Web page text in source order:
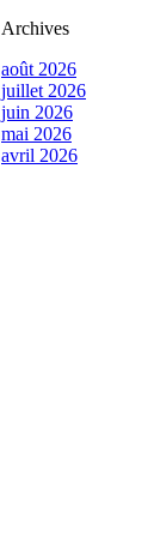
Archives
août 2026
juillet 2026
juin 2026
mai 2026
avril 2026